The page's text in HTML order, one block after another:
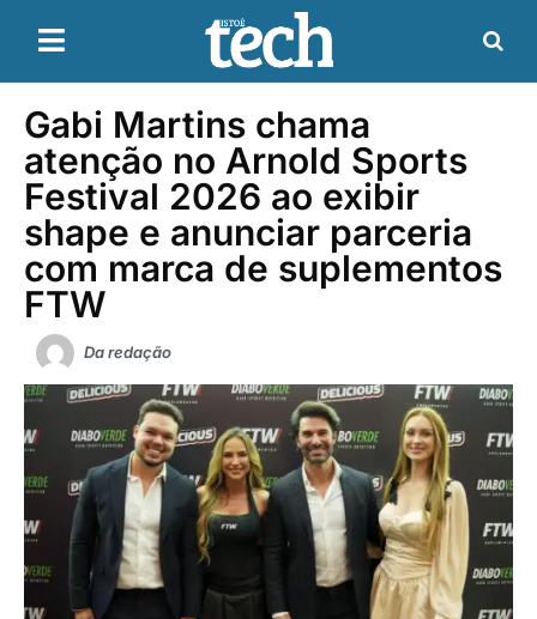
Gabi Martins chama
atenção no Arnold Sports
Festival 2026 ao exibir
shape e anunciar parceria
com marca de suplementos
FTW
Da redação